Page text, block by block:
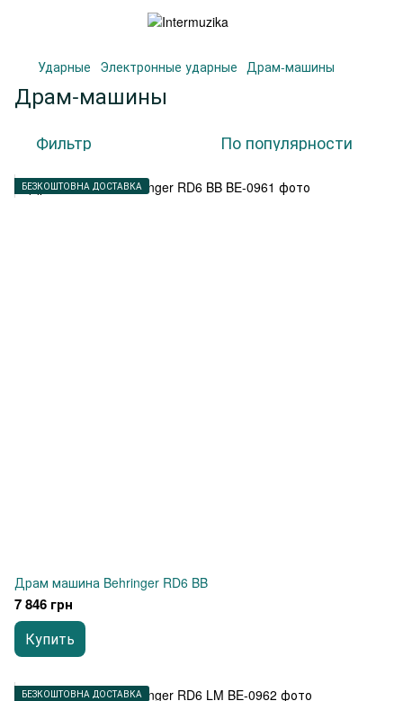
Ударные Электронные ударные Драм-машины
Драм-машины
Фильтр По популярности
БЕЗКОШТОВНА ДОСТАВКА
Драм машина Behringer RD6 BB
7 846 грн
Купить
БЕЗКОШТОВНА ДОСТАВКА